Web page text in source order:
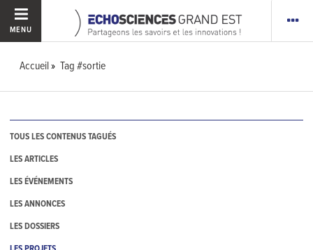
MENU
Accueil Tag #sortie
TOUS LES CONTENUS TAGUÉS
LES ARTICLES
LES ÉVÉNEMENTS
LES ANNONCES
LES DOSSIERS